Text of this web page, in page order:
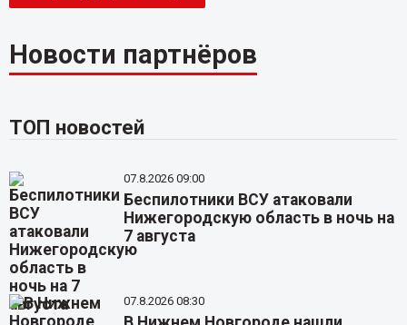
Новости партнёров
ТОП новостей
07.8.2026 09:00
Беспилотники ВСУ атаковали
Нижегородскую область в ночь на
7 августа
07.8.2026 08:30